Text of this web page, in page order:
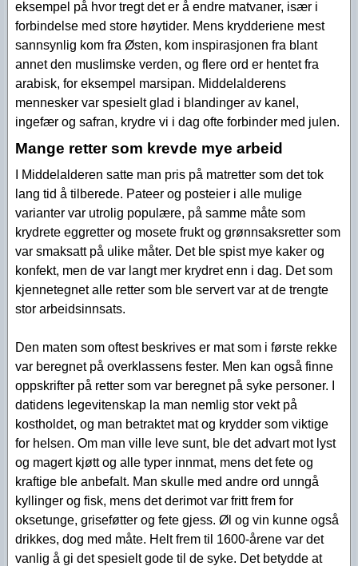
eksempel på hvor tregt det er å endre matvaner, især i
forbindelse med store høytider. Mens krydderiene mest
sannsynlig kom fra Østen, kom inspirasjonen fra blant
annet den muslimske verden, og flere ord er hentet fra
arabisk, for eksempel marsipan. Middelalderens
mennesker var spesielt glad i blandinger av kanel,
ingefær og safran, krydre vi i dag ofte forbinder med julen.
Mange retter som krevde mye arbeid
I Middelalderen satte man pris på matretter som det tok
lang tid å tilberede. Pateer og posteier i alle mulige
varianter var utrolig populære, på samme måte som
krydrete eggretter og mosete frukt og grønnsaksretter som
var smaksatt på ulike måter. Det ble spist mye kaker og
konfekt, men de var langt mer krydret enn i dag. Det som
kjennetegnet alle retter som ble servert var at de trengte
stor arbeidsinnsats.
Den maten som oftest beskrives er mat som i første rekke
var beregnet på overklassens fester. Men kan også finne
oppskrifter på retter som var beregnet på syke personer. I
datidens legevitenskap la man nemlig stor vekt på
kostholdet, og man betraktet mat og krydder som viktige
for helsen. Om man ville leve sunt, ble det advart mot lyst
og magert kjøtt og alle typer innmat, mens det fete og
kraftige ble anbefalt. Man skulle med andre ord unngå
kyllinger og fisk, mens det derimot var fritt frem for
oksetunge, griseføtter og fete gjess. Øl og vin kunne også
drikkes, dog med måte. Helt frem til 1600-årene var det
vanlig å gi det spesielt gode til de syke. Det betydde at